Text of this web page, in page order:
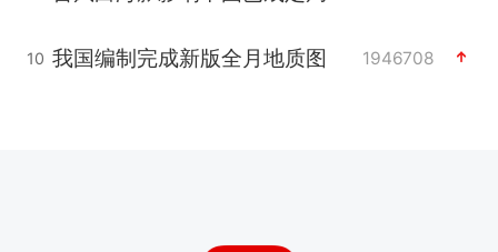
10 我国编制完成新版全月地质图 1946708